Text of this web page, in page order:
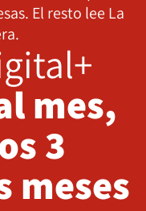
El resto lee La
mes,
3
meses